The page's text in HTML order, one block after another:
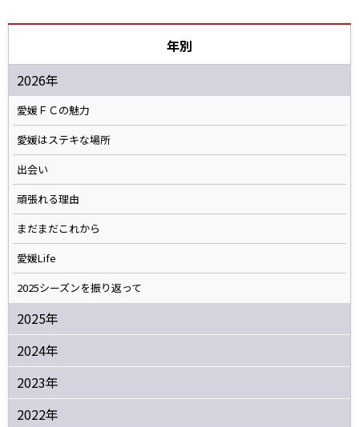
年別
2026年
愛媛ＦＣの魅力
愛媛はステキな場所
出会い
頑張れる理由
まだまだこれから
愛媛Life
2025シーズンを振り返って
2025年
2024年
2023年
2022年